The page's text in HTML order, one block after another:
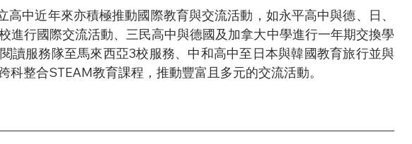
進行國際交流活動、三民高中與德國及加拿大中學進行一年期交換學
讀服務隊至馬來西亞3校服務、中和高中至日本與韓國教育旅行並與
科整合STEAM教育課程，推動豐富且多元的交流活動。